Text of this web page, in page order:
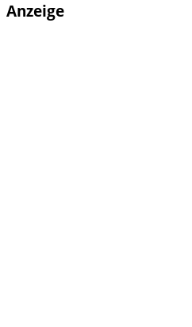
Anzeige